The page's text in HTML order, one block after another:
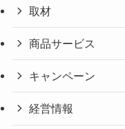
取材
商品サービス
キャンペーン
経営情報